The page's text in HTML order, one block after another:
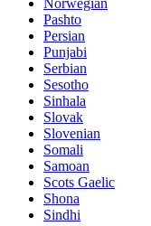
Norwegian
Pashto
Persian
Punjabi
Serbian
Sesotho
Sinhala
Slovak
Slovenian
Somali
Samoan
Scots Gaelic
Shona
Sindhi